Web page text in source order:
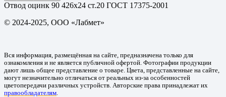
Отвод оцинк 90 426х24 ст.20 ГОСТ 17375-2001
© 2024-2025, ООО «Лабмет»
Вся информация, размещённая на сайте, предназначена только для
ознакомления и не является публичной офертой. Фотографии продукции
дают лишь общее представление о товаре. Цвета, представленные на сайте,
могут незначительно отличаться от реальных из-за особенностей
цветопередачи различных устройств. Авторские права принадлежат их
правообладателям